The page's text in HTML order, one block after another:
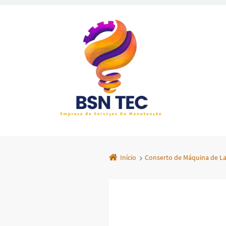
Início Conserto de Máquina de